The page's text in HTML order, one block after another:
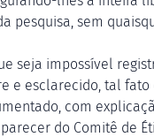
pesquisa, sem
seja impossível
e esclarecido, tal fato
com
do Comitê de